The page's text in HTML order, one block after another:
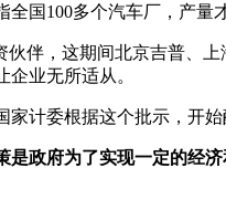
国100多个汽车厂，产量才
伙伴，这期间北京吉普、上
业无所适从。
计委根据这个批示，开始
政府为了实现一定的经